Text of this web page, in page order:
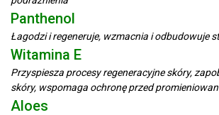
Panthenol
Łagodzi i regeneruje, wzmacnia i odbudowuje
Witamina E
Przyspiesza procesy regeneracyjne skóry,
skóry, wspomaga ochronę przed
Aloes